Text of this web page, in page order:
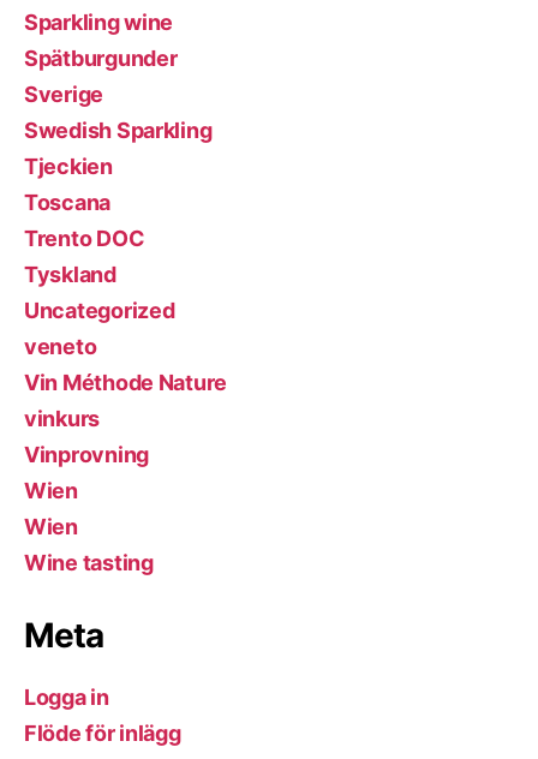
Sparkling wine
Spätburgunder
Sverige
Swedish Sparkling
Tjeckien
Toscana
Trento DOC
Tyskland
Uncategorized
veneto
Vin Méthode Nature
vinkurs
Vinprovning
Wien
Wien
Wine tasting
Meta
Logga in
Flöde för inlägg